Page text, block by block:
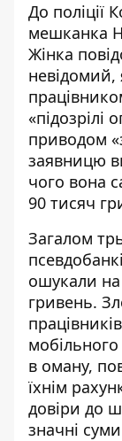
До поліції
мешканка
Жінка
невідомий,
«підозрілі
приводом
заявницю
чого вона
90 тисяч
Загалом
ошукали
гривень.
в оману,
їхнім
довіри до
значні